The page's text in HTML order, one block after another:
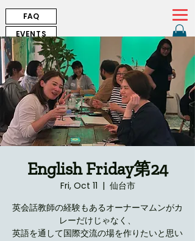
EVENTS
FAQ
English Friday第24
Fri, Oct 11
  |
仙台市
英会話教師の経験もあるオーナーマムンがカ
レーだけじゃなく、
英語を通して国際交流の場を作りたいと思い